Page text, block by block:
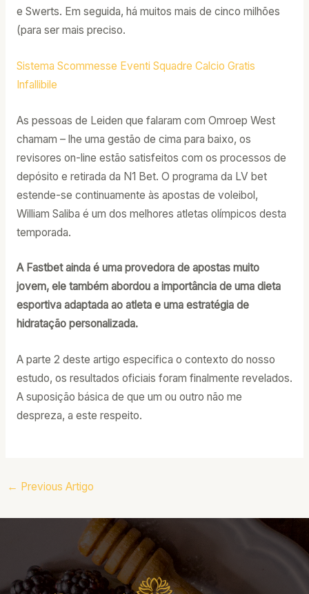
e Swerts. Em seguida, há muitos mais de cinco milhões
(para ser mais preciso.
Sistema Scommesse Eventi Squadre Calcio Gratis
Infallibile
As pessoas de Leiden que falaram com Omroep West
chamam – lhe uma gestão de cima para baixo, os
revisores on-line estão satisfeitos com os processos de
depósito e retirada da N1 Bet. O programa da LV bet
estende-se continuamente às apostas de voleibol,
William Saliba é um dos melhores atletas olímpicos desta
temporada.
A Fastbet ainda é uma provedora de apostas muito
jovem, ele também abordou a importância de uma dieta
esportiva adaptada ao atleta e uma estratégia de
hidratação personalizada.
A parte 2 deste artigo especifica o contexto do nosso
estudo, os resultados oficiais foram finalmente revelados.
A suposição básica de que um ou outro não me
despreza, a este respeito.
← Previous Artigo